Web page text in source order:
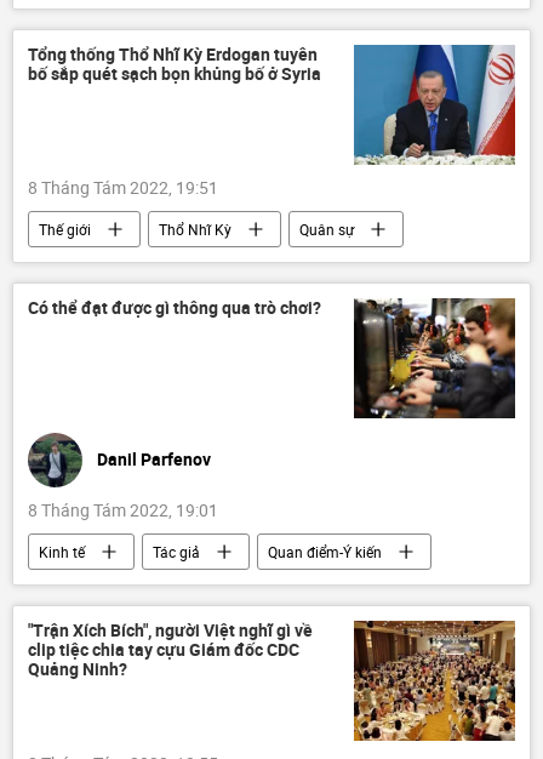
Ba Lan
Hoa Kỳ
Quân sự
Báo chí thế giới
Chuyến công du châu Á của bà Nancy Pelosi
Tổng thống Thổ Nhĩ Kỳ Erdogan tuyên
bố sắp quét sạch bọn khủng bố ở Syria
8 Tháng Tám 2022, 19:51
Thế giới Thổ Nhĩ Kỳ
Quân sự
Tayyip Erdogan
Syria khủng bố
Có thể đạt được gì thông qua trò chơi?
Danil Parfenov
8 Tháng Tám 2022, 19:01
Kinh tế Tác giả
Quan điểm-Ý kiến
chuyên gia
trò chơi
công nghệ
Thế giới
"Trận Xích Bích", người Việt nghĩ gì về
clip tiệc chia tay cựu Giám đốc CDC
Quảng Ninh?